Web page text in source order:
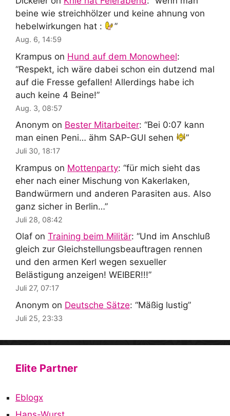
beine wie streichhölzer und keine ahnung von
hebelwirkungen hat :
”
Aug. 6, 14:59
Krampus on Hund auf dem Monowheel:
“Respekt, ich wäre dabei schon ein dutzend mal
auf die Fresse gefallen! Allerdings habe ich
auch keine 4 Beine!”
Aug. 3, 08:57
Anonym on Bester Mitarbeiter: “Bei 0:07 kann
man einen Peni… ähm SAP-GUI sehen
”
Juli 30, 18:17
Krampus on Mottenparty: “für mich sieht das
eher nach einer Mischung von Kakerlaken,
Bandwürmern und anderen Parasiten aus. Also
ganz sicher in Berlin…”
Juli 28, 08:42
Olaf on Training beim Militär: “Und im Anschluß
gleich zur Gleichstellungsbeauftragen rennen
und den armen Kerl wegen sexueller
Belästigung anzeigen! WEIBER!!!”
Juli 27, 07:17
Anonym on Deutsche Sätze: “Mäßig lustig”
Juli 25, 23:33
Elite Partner
Eblogx